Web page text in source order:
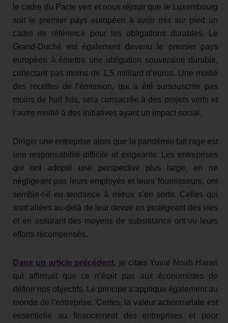
le cadre du Pacte vert et nous réjouir que le Luxembourg
soit le premier pays européen à avoir mis sur pied un
cadre de référence pour les obligations durables. Le
Grand-Duché est également devenu le premier pays
européen à émettre une obligation souveraine durable,
collectant pas moins de 1,5 milliard d’euros. Une moitié
des recettes de l’émission, qui a été sursouscrite pas
moins de huit fois, sera consacrée à des projets verts et
l’autre moitié à des initiatives ayant un impact social.
Diriger une entreprise alors que la pandémie fait rage est
une responsabilité difficile et exigeante. Les entreprises
qui ont adopté une perspective plus large, en ne
négligeant pas leurs employés et leurs fournisseurs, ont
semble-t-il eu tendance à mieux s’en sortir. Celles qui
sont allées au-delà de leur devoir en protégeant des vies
et en assurant des moyens de subsistance ont vu leurs
efforts récompensés.
Dans un article précédent, je citais Yuval Noah Harari
qui affirmait que ce n’était pas aux économistes de
définir nos objectifs. Le principe s’applique également au
monde de l’entreprise. Certes, la valeur actionnariale est
essentielle au financement des entreprises et pour